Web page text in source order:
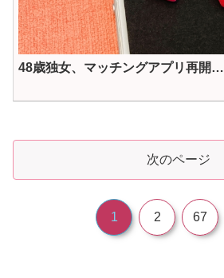
48歳独女、マッチングアプリ再開
次のページ
1 2 67